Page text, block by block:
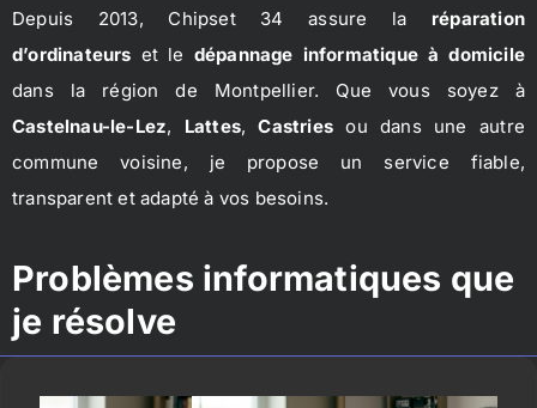
Depuis 2013, Chipset 34 assure la réparation
d’ordinateurs et le dépannage informatique à domicile
dans la région de Montpellier. Que vous soyez à
Castelnau-le-Lez, Lattes,Castries ou dans une autre
commune voisine, je propose un service fiable,
transparent et adapté à vos besoins.
Problèmes informatiques que
je résolve